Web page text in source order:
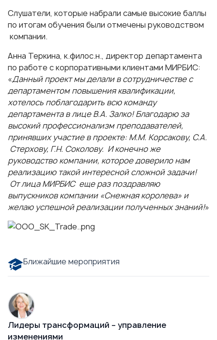
Слушатели, которые набрали самые высокие баллы
по итогам обучения были отмечены руководством
компании.
Анна Теркина, к.филос.н., директор департамента
по работе с корпоративными клиентами МИРБИС:
«Данный проект мы делали в сотрудничестве с
департаментом повышения квалификации,
хотелось поблагодарить всю команду
департамента в лице В.А. Залко! Благодарю за
высокий профессионализм преподавателей,
принявших участие в проекте: М.М. Корсакову, С.А.
Стерхову, Г.Н. Соколову. И конечно же
руководство компании, которое доверило нам
реализацию такой интересной сложной задачи!
От лица МИРБИС еще раз поздравляю
выпускников компании «Снежная королева» и
желаю успешной реализации полученных знаний!»
Ближайшие мероприятия
Лидеры трансформаций – управление
изменениями